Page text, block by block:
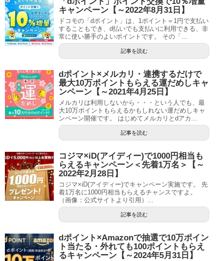
キャンペーン【～2022年8月31日】
ドコモの「dポイント」は、1ポイント＝1円で支払い
することもでき、d払いでも支払いに利用できる、非
常に使い勝手のよいポイントです。 その「...
記事を読む
dポイント×メルカリ・連携するだけで
最大10万ポイントもらえる運だめしキャ
ンペーン【～2021年4月25日】
メルカリは利用しないから・・・という人でも、最
大10万ポイントもらえるかもしれない運だめしキャ
ンペーン開催です。 はじめてメルカリとdアカ...
記事を読む
コジマ×iD(アイディー)で1000円相当も
らえるキャンペーン＜先着1万名＞【～
2022年2月28日】
コジマ×iD(アイディー)でキャンペーン実施です。 先
着1万名に1000円相当もらえるチャンスですよ。
（画像：公式サイトより引用）...
記事を読む
dポイント×Amazonで抽選で10万ポイン
ト当たる・外れても100ポイントもらえ
るキャンペーン【～2024年5月31日】